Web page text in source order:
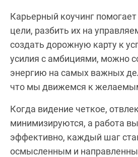
Карьeрный коучинг
цели, разбить их на
создать дорожную карту к
усилия с амбициями, можно
энергию на самых важных
что мы движемся к
Когда видение четкое,
минимизируются, а работа
эффективно, каждый шаг
осмысленным и